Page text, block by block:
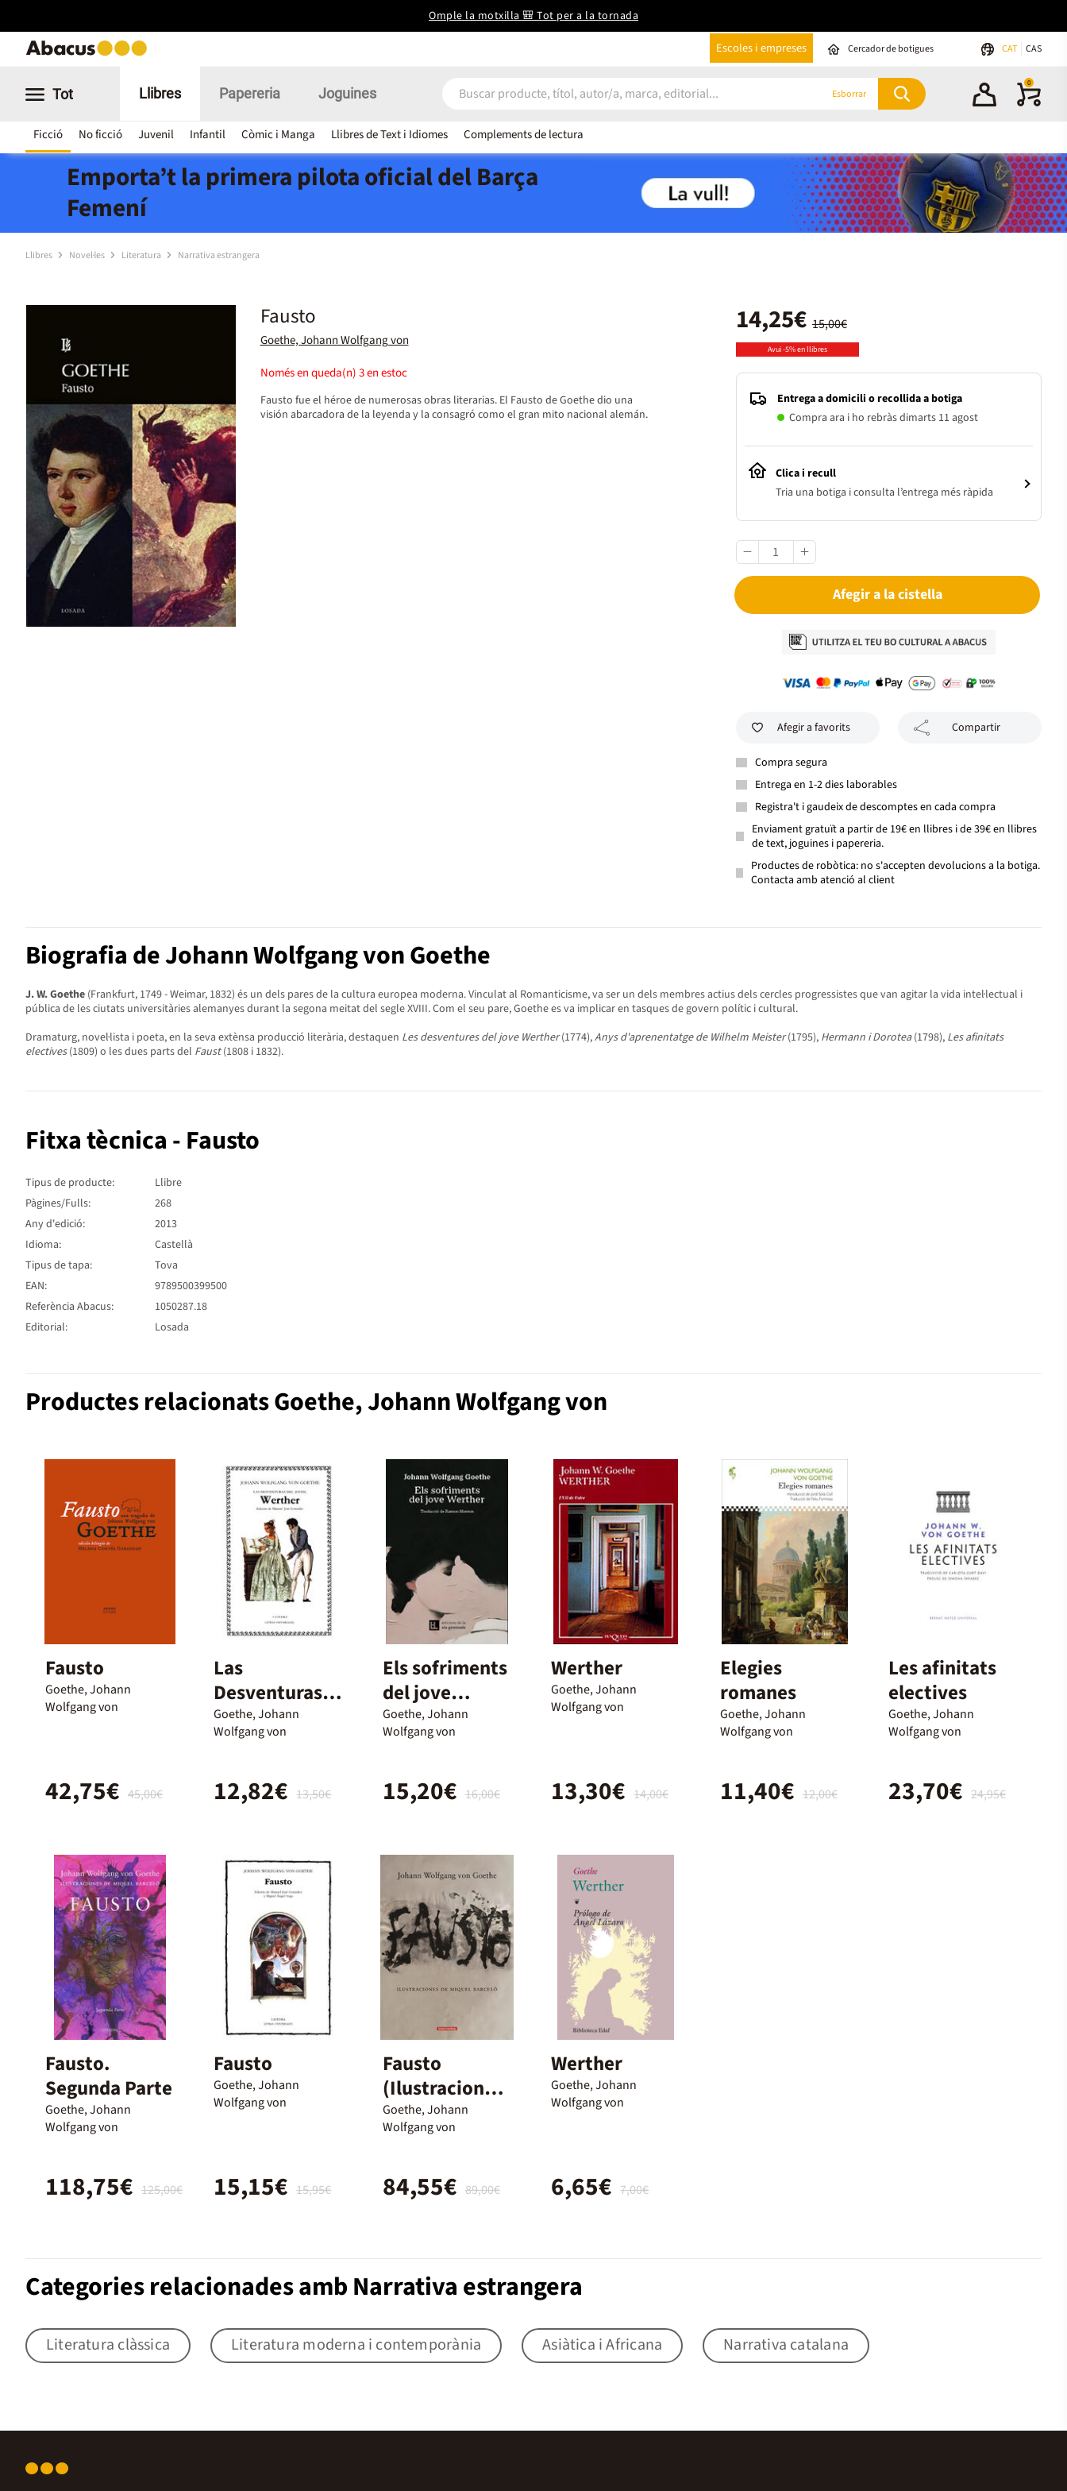
Omple la motxilla 🎒 Tot per a la tornada
Escoles i empreses Cercador de botigues CAT CAS
Tot Llibres
Ficció No ficció Juvenil Infantil Còmic i Manga Llibres de Text i Idiomes Complements de lectura
Papereria Joguines Esborrar
0
Emporta’t la primera pilota oficial del Barça
Femení
Llibres Novel·les Literatura Narrativa estrangera
Fausto
Goethe, Johann Wolfgang von
Només en queda(n)3en estoc
Fausto fue el héroe de numerosas obras literarias. El Fausto de Goethe dio una
visión abarcadora de la leyenda y la consagró como el gran mito nacional alemán.
15,00€
14,25€
Avui -5% en llibres
Entrega a domicili o recollida a botiga
Compra ara i ho rebràs dimarts 11 agost
Clica i recull
Tria una botiga i consulta l’entrega més ràpida
Afegir a la cistella
Afegir a favorits Compartir
Compra segura
Entrega en 1-2 dies laborables
Registra't i gaudeix de descomptes en cada compra
Enviament gratuït a partir de 19€ en llibres i de 39€ en llibres
de text, joguines i papereria.
Productes de robòtica: no s'accepten devolucions a la botiga.
Contacta amb atenció al client
Biografia de Johann Wolfgang von Goethe
J. W. Goethe (Frankfurt, 1749 - Weimar, 1832) és un dels pares de la cultura europea moderna. Vinculat al Romanticisme, va ser un dels membres actius dels cercles progressistes que van agitar la vida intel·lectual i
pública de les ciutats universitàries alemanyes durant la segona meitat del segle XVIII. Com el seu pare, Goethe es va implicar en tasques de govern polític i cultural.
Dramaturg, novel·lista i poeta, en la seva extènsa producció literària, destaquen Les desventures del jove Werther(1774),Anys d'aprenentatge de Wilhelm Meister(1795), Hermann i Dorotea(1798), Les afinitats
electives(1809) o les dues parts del Faust(1808 i 1832).
Fitxa tècnica - Fausto
Tipus de producte:
Llibre
Pàgines/Fulls:
268
Any d'edició:
2013
Idioma:
Castellà
Tipus de tapa:
Tova
EAN:
9789500399500
Referència Abacus:
1050287.18
Editorial:
Losada
Productes relacionats Goethe, Johann Wolfgang von
Fausto
Goethe, Johann
Wolfgang von
45,00€
42,75€
Las
Desventuras
del joven
Werther
Goethe, Johann
Wolfgang von
13,50€
12,82€
Els sofriments
del jove
Werther
Goethe, Johann
Wolfgang von
16,00€
15,20€
Werther
Goethe, Johann
Wolfgang von
14,00€
13,30€
Elegies
romanes
Goethe, Johann
Wolfgang von
12,00€
11,40€
Les afinitats
electives
Goethe, Johann
Wolfgang von
24,95€
23,70€
Fausto.
Segunda Parte
Goethe, Johann
Wolfgang von
125,00€
118,75€
Fausto
Goethe, Johann
Wolfgang von
15,95€
15,15€
Fausto
(Ilustraciones
de Miquel
Barceló)
Goethe, Johann
Wolfgang von
89,00€
84,55€
Werther
Goethe, Johann
Wolfgang von
7,00€
6,65€
Categories relacionades amb Narrativa estrangera
Literatura clàssica Literatura moderna i contemporània Asiàtica i Africana Narrativa catalana